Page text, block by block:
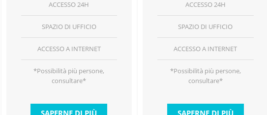
ACCESSO 24H
SPAZIO DI UFFICIO
ACCESSO A INTERNET
*Possibilità più persone,
consultare*
SAPERNE DI PIÙ
ACCESSO 24H
SPAZIO DI UFFICIO
ACCESSO A INTERNET
*Possibilità più persone,
consultare*
SAPERNE DI PIÙ